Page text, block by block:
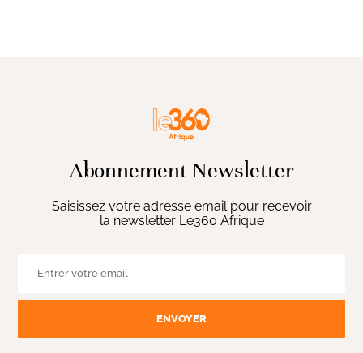
Abonnement Newsletter
Saisissez votre adresse email pour recevoir
la newsletter Le360 Afrique
ENVOYER